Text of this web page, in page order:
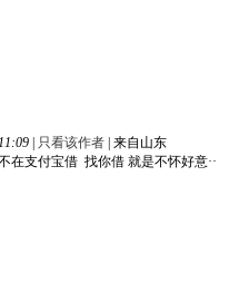
只看该作者 来自山东
在支付宝借 找你借 就是不怀好意··